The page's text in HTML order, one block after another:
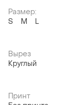
Размер:
S
M L
Вырез
Круглый
Принт